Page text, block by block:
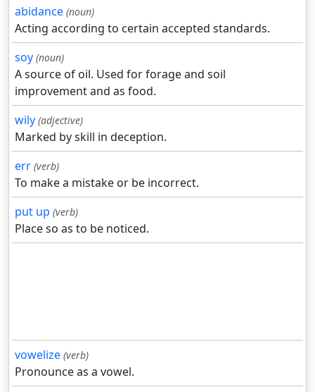
abidance (noun)
Acting according to certain accepted standards.
soy (noun)
A source of oil. Used for forage and soil
improvement and as food.
wily (adjective)
Marked by skill in deception.
err (verb)
To make a mistake or be incorrect.
put up (verb)
Place so as to be noticed.
vowelize (verb)
Pronounce as a vowel.